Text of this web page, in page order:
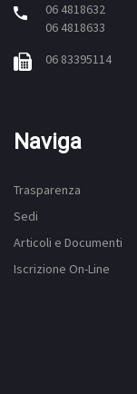
06 4818632
06 4818633
06 83395114
Naviga
Trasparenza
Sedi
Articoli e Documenti
Iscrizione On-Line